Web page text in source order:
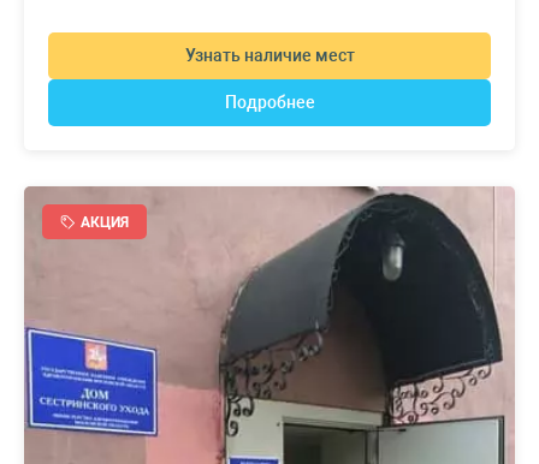
Узнать наличие мест
Подробнее
АКЦИЯ